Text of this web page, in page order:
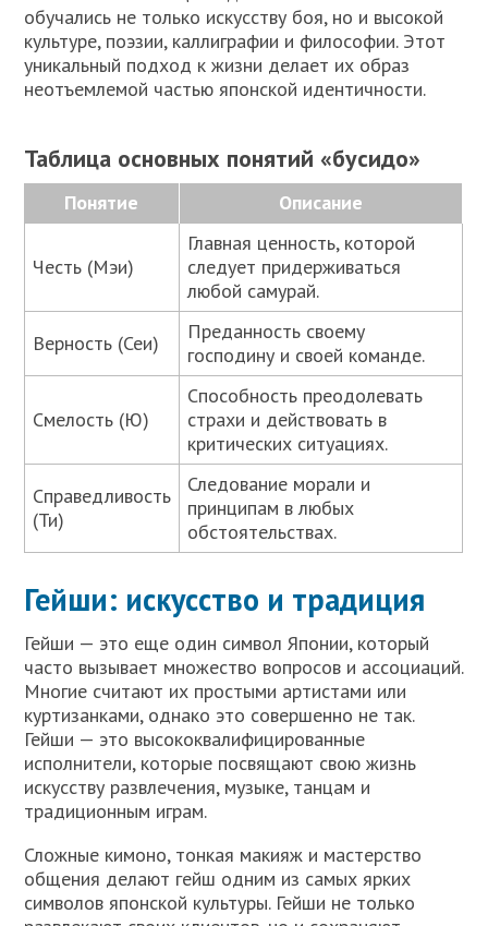
обучались не только искусству боя, но и высокой
культуре, поэзии, каллиграфии и философии. Этот
уникальный подход к жизни делает их образ
неотъемлемой частью японской идентичности.
Таблица основных понятий «бусидо»
Понятие Описание
Честь (Мэи)
Главная ценность, которой
следует придерживаться
любой самурай.
Верность (Сеи)
Преданность своему
господину и своей команде.
Смелость (Ю)
Способность преодолевать
страхи и действовать в
критических ситуациях.
Справедливость
(Ти)
Следование морали и
принципам в любых
обстоятельствах.
Гейши: искусство и традиция
Гейши — это еще один символ Японии, который
часто вызывает множество вопросов и ассоциаций.
Многие считают их простыми артистами или
куртизанками, однако это совершенно не так.
Гейши — это высококвалифицированные
исполнители, которые посвящают свою жизнь
искусству развлечения, музыке, танцам и
традиционным играм.
Сложные кимоно, тонкая макияж и мастерство
общения делают гейш одним из самых ярких
символов японской культуры. Гейши не только